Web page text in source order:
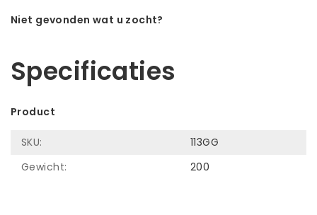
Niet gevonden wat u zocht?
Specificaties
Product
SKU:
113GG
Gewicht:
200